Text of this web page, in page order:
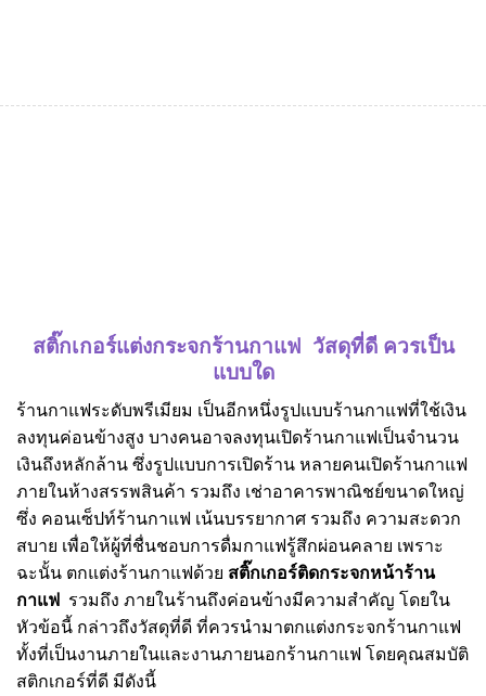
สติ๊กเกอร์แต่งกระจกร้านกาแฟ วัสดุที่ดี ควรเป็น
แบบใด
ร้านกาแฟระดับพรีเมียม เป็นอีกหนึ่งรูปแบบร้านกาแฟที่ใช้เงิน
ลงทุนค่อนข้างสูง บางคนอาจลงทุนเปิดร้านกาแฟเป็นจำนวน
เงินถึงหลักล้าน ซึ่งรูปแบบการเปิดร้าน หลายคนเปิดร้านกาแฟ
ภายในห้างสรรพสินค้า รวมถึง เช่าอาคารพาณิชย์ขนาดใหญ่
ซึ่ง คอนเซ็ปท์ร้านกาแฟ เน้นบรรยากาศ รวมถึง ความสะดวก
สบาย เพื่อให้ผู้ที่ชื่นชอบการดื่มกาแฟรู้สึกผ่อนคลาย เพราะ
ฉะนั้น ตกแต่งร้านกาแฟด้วย สติ๊กเกอร์ติดกระจกหน้าร้าน
กาแฟ รวมถึง ภายในร้านถึงค่อนข้างมีความสำคัญ โดยใน
หัวข้อนี้ กล่าวถึงวัสดุที่ดี ที่ควรนำมาตกแต่งกระจกร้านกาแฟ
ทั้งที่เป็นงานภายในและงานภายนอกร้านกาแฟ โดยคุณสมบัติ
สติกเกอร์ที่ดี มีดังนี้